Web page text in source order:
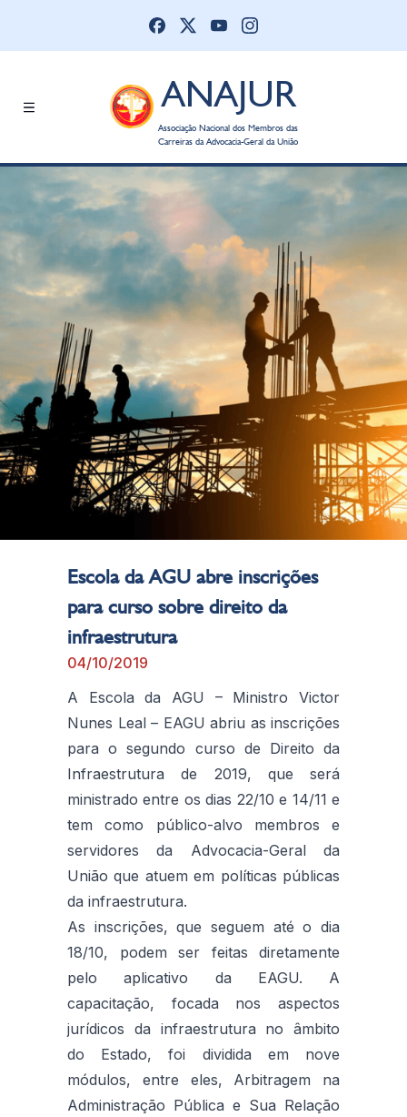
ANAJUR
Associação Nacional dos Membros das
Carreiras da Advocacia-Geral da União
Escola da AGU abre inscrições
para curso sobre direito da
infraestrutura
04/10/2019
A Escola da AGU – Ministro Victor
Nunes Leal – EAGU abriu as inscrições
para o segundo curso de Direito da
Infraestrutura de 2019, que será
ministrado entre os dias 22/10 e 14/11 e
tem como público-alvo membros e
servidores da Advocacia-Geral da
União que atuem em políticas públicas
da infraestrutura.
As inscrições, que seguem até o dia
18/10, podem ser feitas diretamente
pelo aplicativo da EAGU. A
capacitação, focada nos aspectos
jurídicos da infraestrutura no âmbito
do Estado, foi dividida em nove
módulos, entre eles, Arbitragem na
Administração Pública e Sua Relação